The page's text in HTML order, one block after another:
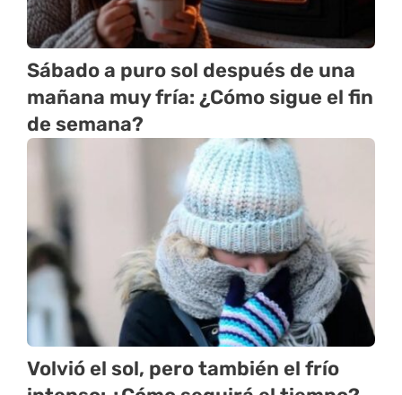
Sábado a puro sol después de una
mañana muy fría: ¿Cómo sigue el fin
de semana?
Volvió el sol, pero también el frío